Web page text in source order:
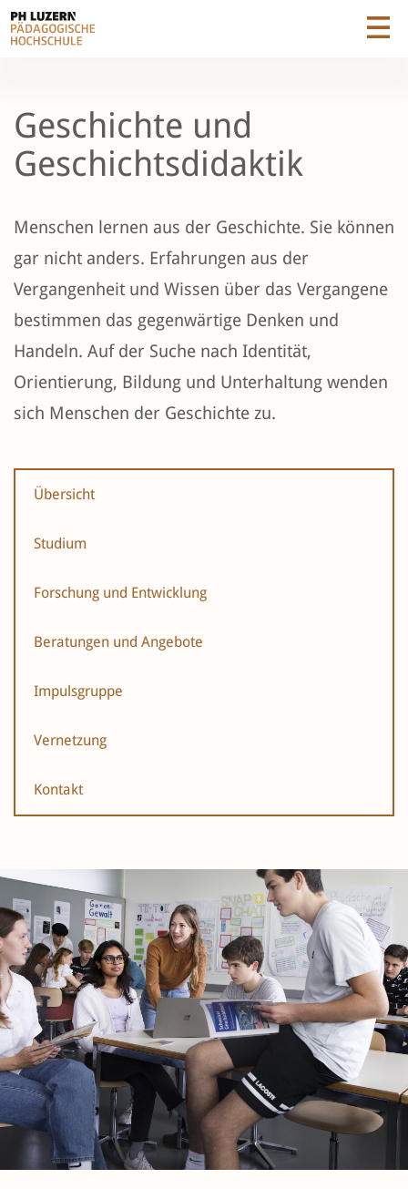
Geschichte und
Geschichtsdidaktik
Menschen lernen aus der Geschichte. Sie können
gar nicht anders. Erfahrungen aus der
Vergangenheit und Wissen über das Vergangene
bestimmen das gegenwärtige Denken und
Handeln. Auf der Suche nach Identität,
Orientierung, Bildung und Unterhaltung wenden
sich Menschen der Geschichte zu.
Übersicht
Studium
Forschung und Entwicklung
Beratungen und Angebote
Impulsgruppe
Vernetzung
Kontakt